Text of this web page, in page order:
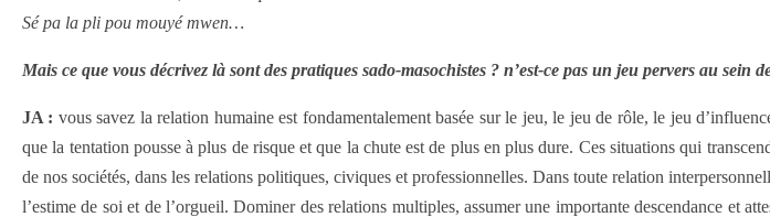
Sé pa la pli pou mouyé mwen…
Mais ce que vous décrivez là sont des pratiques sado-masochistes ? n’est-ce pas un jeu pervers au sein
JA : vous savez la relation humaine est fondamentalement basée sur le jeu, le jeu de rôle, le jeu
que la tentation pousse à plus de risque et que la chute est de plus en plus dure. Ces situations qui
de nos sociétés, dans les relations politiques, civiques et professionnelles. Dans toute relation
l’estime de soi et de l’orgueil. Dominer des relations multiples, assumer une importante descendance et